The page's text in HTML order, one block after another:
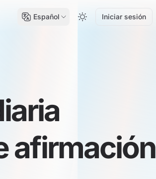
Español Iniciar sesión
afirmación